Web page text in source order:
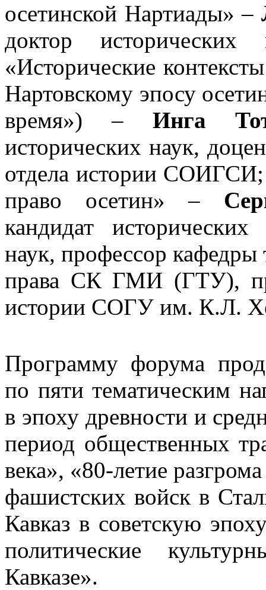
осетинской Нартиады» –
доктор
«Исторические
Нартовскому эпосу
время») – Инга
исторических наук,
отдела истории СОИГСИ;
право осетин» –
кандидат
наук, профессор кафедры
права СК ГМИ (ГТУ),
истории СОГУ им. К.Л.
Программу форума
по пяти тематическим
в эпоху древности и
период общественных
века», «80-летие
фашистских войск в
Кавказ в советскую
политические
Кавказе».